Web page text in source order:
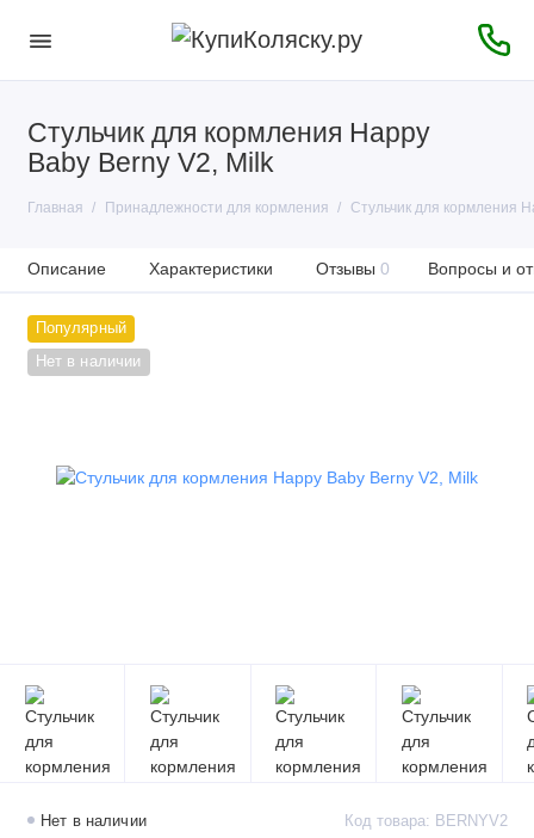
Стульчик для кормления Happy
Baby Berny V2, Milk
Главная Принадлежности для кормления Стульчик для кормления
Описание Характеристики Отзывы 0 Вопросы и
Популярный
Нет в наличии
Нет в наличии Код товара: BERNYV2